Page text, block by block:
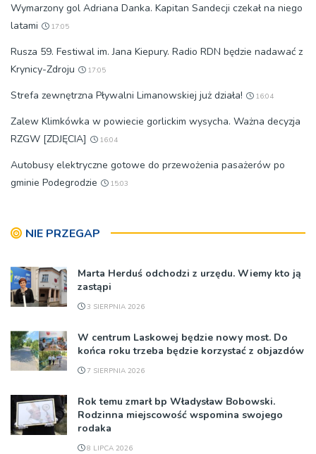
Wymarzony gol Adriana Danka. Kapitan Sandecji czekał na niego
latami
17:05
Rusza 59. Festiwal im. Jana Kiepury. Radio RDN będzie nadawać z
Krynicy-Zdroju
17:05
Strefa zewnętrzna Pływalni Limanowskiej już działa! 16:04
Zalew Klimkówka w powiecie gorlickim wysycha. Ważna decyzja
RZGW [ZDJĘCIA]
16:04
Autobusy elektryczne gotowe do przewożenia pasażerów po
gminie Podegrodzie
15:03
NIE PRZEGAP
Marta Herduś odchodzi z urzędu. Wiemy kto ją
zastąpi
3 SIERPNIA 2026
W centrum Laskowej będzie nowy most. Do
końca roku trzeba będzie korzystać z objazdów
7 SIERPNIA 2026
Rok temu zmarł bp Władysław Bobowski.
Rodzinna miejscowość wspomina swojego
rodaka
8 LIPCA 2026